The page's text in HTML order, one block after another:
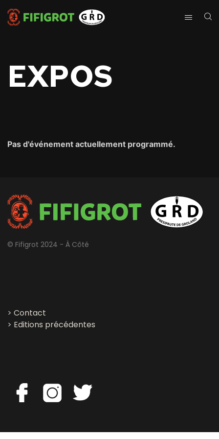
EXPOS
Pas d'événement actuellement programmé.
© Fifigrot 2024 - À Côté
> Contact
> Editions précédentes